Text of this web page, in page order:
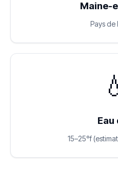
Maine-
Pays de
Eau
15–25°f